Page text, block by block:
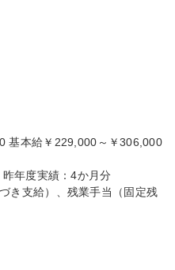
基本給￥229,000～￥306,000
昨年度実績：4か月分
き支給）、残業手当（固定残